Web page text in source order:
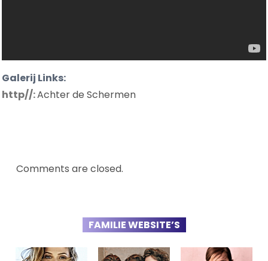
Galerij Links:
http//:Achter de Schermen
Comments are closed.
FAMILIE WEBSITE’S